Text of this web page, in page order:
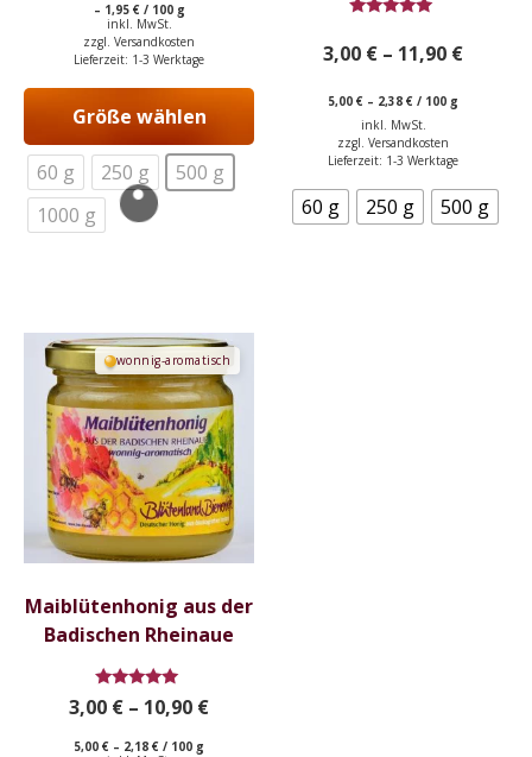
von 5
– 1,95 € / 100 g
inkl. MwSt.
zzgl. Versandkosten
Lieferzeit: 1-3 Werktage
Größe wählen
60 g 250 g
500 g
1000 g
mit
5.00
3,00 € – 11,90 €
5,00 € – 2,38 € / 100 g
inkl. MwSt.
zzgl. Versandkosten
Lieferzeit: 1-3 Werktage
60 g 250 g 500 g
wonnig-aromatisch
Maiblütenhonig aus der
Badischen Rheinaue
Bewertet
mit
von 5
3,00 € – 10,90 €
5,00 € – 2,18 € / 100 g
Dieses
Produkt
weist
mehrere
Varianten
auf.
Die
Optionen
auf
der
werden